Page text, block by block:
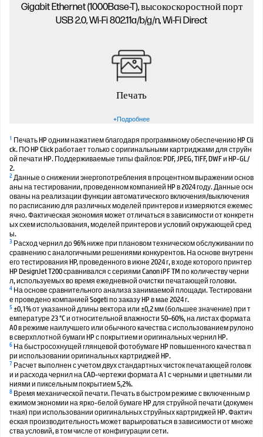
Gigabit Ethernet (1000Base-T), высокоскоростной порт
USB 2.0, Wi-Fi 802.11a/b/g/n, Wi-Fi Direct
Печать
+Подробнее
1 Печать HP одним нажатием благодаря программному обеспечению HP Cli
ck. ПО HP Click работает только с оригинальными картриджами для струйн
ой печати HP. Поддерживаемые типы файлов: PDF, JPEG, TIFF, DWF и HP-GL/
2.
2Данные о снижении энергопотребления в процентном выражении основ
аны на тестировании, проведенном компанией HP в 2024 году. Данные осн
ованы на реализации функции автоматического включения/выключения
по расписанию для различных моделей принтеров и измеряются ежемес
ячно. Фактическая экономия может отличаться в зависимости от конкретн
ых схем использования, моделей принтеров и условий окружающей сред
ы.
3 Расход чернил до 96% ниже при плановом техническом обслуживании по
сравнению с аналогичными решениями конкурентов. На основе внутренн
его тестирования HP, проведенного в июне 2024 г, в ходе которого принтер
HP DesignJet T200 сравнивался с сериями Canon iPF TM по количеству черни
л, используемых во время ежедневной очистки печатающей головки.
4 На основе сравнительного анализа занимаемой площади. Тестировани
е проведено компанией Sogeti по заказу HP в мае 2024 г.
5±0,1% от указанной длины вектора или ±0,2 мм (большее значение) при т
емпературе 23 °C и относительной влажности 50–60%, на листах формата
A0 в режиме наилучшего или обычного качества с использованием рулоно
в сверхплотной бумаги HP с покрытием и оригинальных чернил HP.
6 На быстросохнущей глянцевой фотобумаге HP повышенного качества п
ри использовании оригинальных картриджей HP.
7 Расчет выполнен с учетом двух стандартных чисток печатающей головк
и и расхода чернил на CAD-чертежи формата A1 с черными и цветными ли
ниями и пиксельным покрытием 5,2%.
8 Время механической печати. Печать в быстром режиме с включенным р
ежимом экономии на ярко-белой бумаге HP для струйной печати (докумен
тная) при использовании оригинальных струйных картриджей HP. Фактич
еская производительность может варьироваться в зависимости от множе
ства условий, в том числе от конфигурации сети.